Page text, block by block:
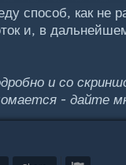
способ, как не
и, в
и со
- дайте